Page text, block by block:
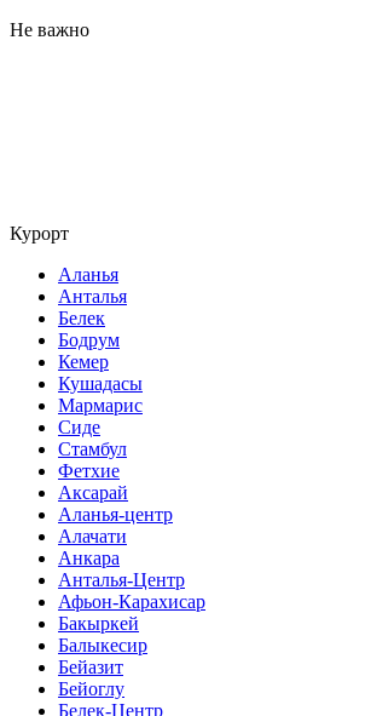
Не важно
Курорт
Аланья
Анталья
Белек
Бодрум
Кемер
Кушадасы
Мармарис
Сиде
Стамбул
Фетхие
Аксарай
Аланья-центр
Алачати
Анкара
Анталья-Центр
Афьон-Карахисар
Бакыркей
Балыкесир
Бейазит
Бейоглу
Белек-Центр